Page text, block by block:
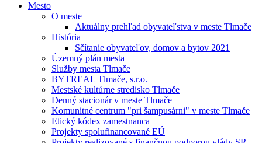
Mesto
O meste
Aktuálny prehľad obyvateľstva v meste Tlmače
História
Sčítanie obyvateľov, domov a bytov 2021
Územný plán mesta
Služby mesta Tlmače
BYTREAL Tlmače, s.r.o.
Mestské kultúrne stredisko Tlmače
Denný stacionár v meste Tlmače
Komunitné centrum "pri šampusárni" v meste Tlmače
Etický kódex zamestnanca
Projekty spolufinancované EÚ